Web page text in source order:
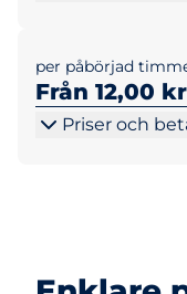
per påbörjad
Från 12,00 kr
Priser och